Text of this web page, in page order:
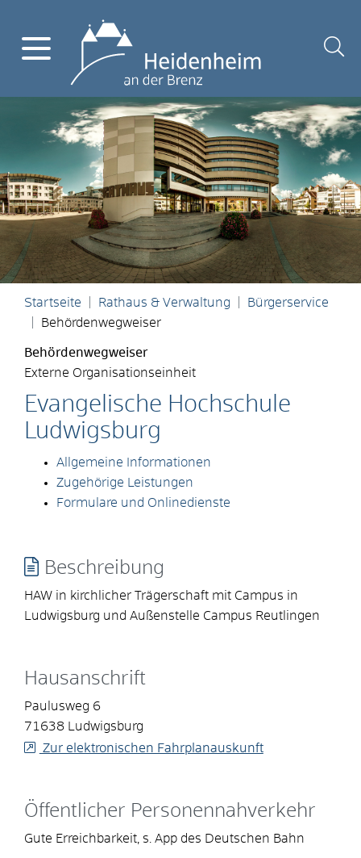
Startseite Rathaus & Verwaltung
Bürgerservice
Behördenwegweiser
Behördenwegweiser
Externe Organisationseinheit
Evangelische Hochschule
Ludwigsburg
Allgemeine Informationen
Zugehörige Leistungen
Formulare und Onlinedienste
Beschreibung
HAW in kirchlicher Trägerschaft mit Campus in
Ludwigsburg und Außenstelle Campus Reutlingen
Hausanschrift
Paulusweg 6
71638 Ludwigsburg
Zur elektronischen Fahrplanauskunft
Öffentlicher Personennahverkehr
Gute Erreichbarkeit, s. App des Deutschen Bahn